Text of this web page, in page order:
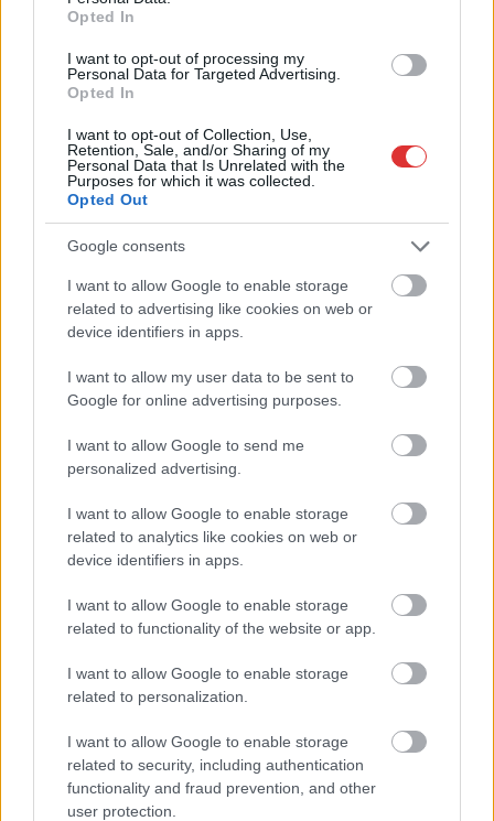
Opted In
I want to opt-out of processing my
Personal Data for Targeted Advertising.
Opted In
I want to opt-out of Collection, Use,
Retention, Sale, and/or Sharing of my
Personal Data that Is Unrelated with the
Purposes for which it was collected.
Opted Out
Google consents
I want to allow Google to enable storage
related to advertising like cookies on web or
device identifiers in apps.
I want to allow my user data to be sent to
Google for online advertising purposes.
I want to allow Google to send me
personalized advertising.
I want to allow Google to enable storage
related to analytics like cookies on web or
device identifiers in apps.
I want to allow Google to enable storage
related to functionality of the website or app.
I want to allow Google to enable storage
related to personalization.
I want to allow Google to enable storage
related to security, including authentication
functionality and fraud prevention, and other
user protection.
Adja meg keresztnevét:
Megismertem és elfogadom aGDPR-szabályzat ot
Nem szeretne lemaradni semmiről? Csak egy kattintás, és hírlevelünk a
legfrissebb információkkal és exkluzív tartalmakkal hétről hétre
postaládájába érkezik!
a közoktatásban – például az iskolaigazgatók visszakapják
munkáltatói jogaikat
Sok volt az igazolatlan hiányzás, Pócs János fizetéslevonást
kapott, más fideszesek még kevesebbet vittek haza
A Szolnok megyei gazdák nagyon nem akarták a JÉGER
további üzemeltetését
Csendélet 5.0: alig balesetveszélyes lépcső és remek
állapotban levő buszmegálló mutatja, hogy Szolnok mennyire
élhető város
Pénteken újra csökken a benzin és a gázolaj ára is
Napokon belül megválasztja az új köztársasági elnököt az
Országgyűlés